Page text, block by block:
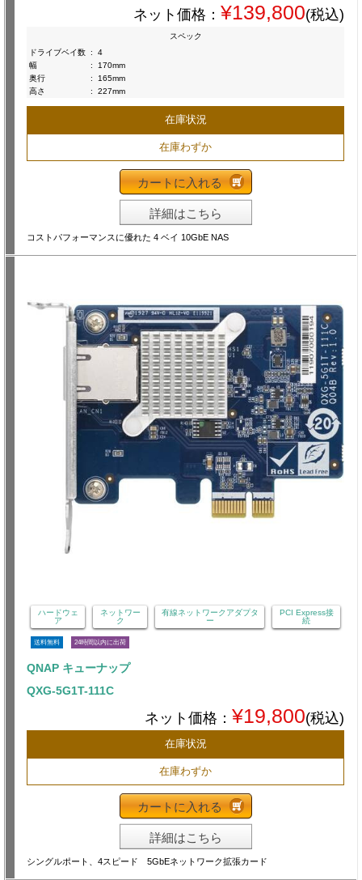
ネット価格： ¥139,800(税込)
スペック
ドライブベイ数 :
4
幅
:
170mm
奥行
:
165mm
高さ
: 227mm
在庫状況
在庫わずか
カートに入れる
詳細はこちら
コストパフォーマンスに優れた 4 ベイ 10GbE NAS
ハードウェ
ア
ネットワー
ク
有線ネットワークアダプタ
ー
PCI Express接
続
送料無料 24時間以内に出荷
QNAP キューナップ
QXG-5G1T-111C
ネット価格： ¥19,800(税込)
在庫状況
在庫わずか
カートに入れる
詳細はこちら
シングルポート、4スピード 5GbEネットワーク拡張カード